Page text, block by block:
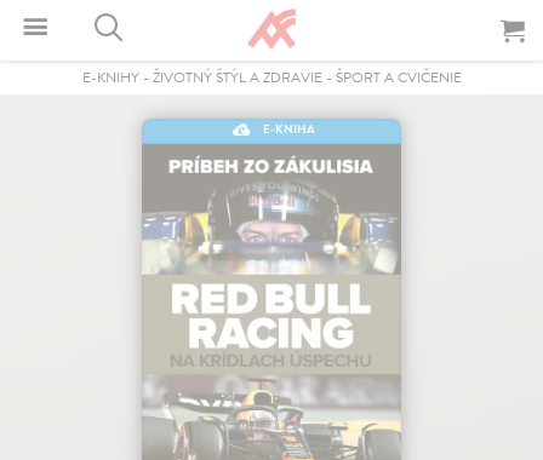
E-KNIHY- ŽIVOTNÝ ŠTÝL A ZDRAVIE- ŠPORT A CVIČENIE
E-KNIHA